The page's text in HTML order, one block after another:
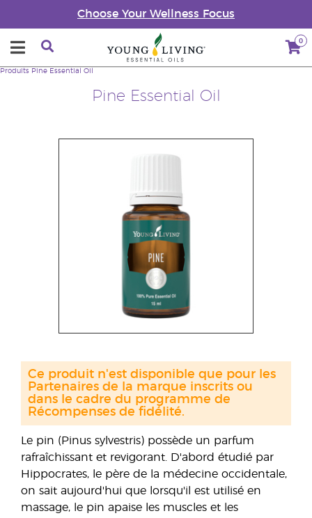
Choose Your Wellness Focus
0
Pine Essential Oil
Produits Pine Essential Oil
Le pin (Pinus sylvestris) possède un parfum
rafraîchissant et revigorant. D'abord étudié par
Hippocrates, le père de la médecine occidentale,
on sait aujourd'hui que lorsqu'il est utilisé en
massage, le pin apaise les muscles et les
Ce produit n'est disponible que pour les
Partenaires de la marque inscrits ou
dans le cadre du programme de
Récompenses de fidélité.